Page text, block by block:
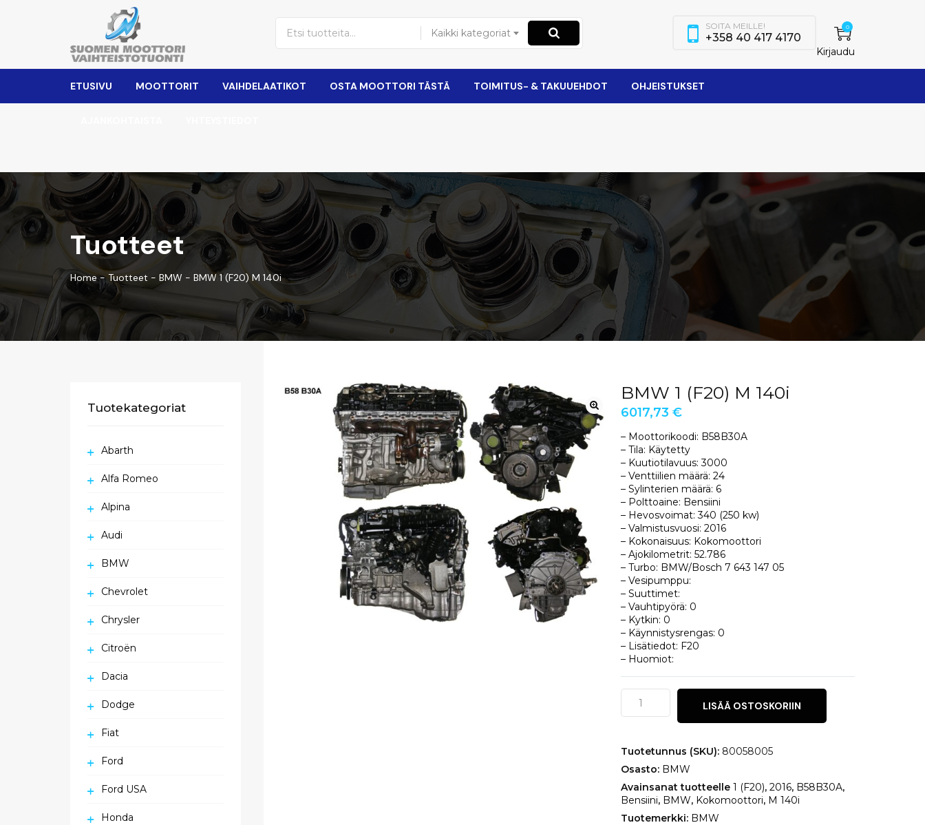
Kaikki kategoriat 0
Kirjaudu
SOITA MEILLE!
+358 40 417 4170
ETUSIVU MOOTTORIT VAIHDELAATIKOT OSTA MOOTTORI TÄSTÄ TOIMITUS- & TAKUUEHDOT OHJEISTUKSET
Tuotteet
Home-Tuotteet - BMW - BMW 1 (F20) M 140i
BMW 1 (F20) M 140i
6017,73 €
– Moottorikoodi: B58B30A
– Tila: Käytetty
– Kuutiotilavuus: 3000
– Venttiilien määrä: 24
– Sylinterien määrä: 6
– Polttoaine: Bensiini
– Hevosvoimat: 340 (250 kw)
– Valmistusvuosi: 2016
– Kokonaisuus: Kokomoottori
– Ajokilometrit: 52.786
– Turbo: BMW/Bosch 7 643 147 05
– Vesipumppu:
– Suuttimet:
– Vauhtipyörä: 0
– Kytkin: 0
– Käynnistysrengas: 0
– Lisätiedot: F20
– Huomiot:
BMW
(F20)
140i
LISÄÄ OSTOSKORIIN
Tuotetunnus (SKU): 80058005
Osasto: BMW
Avainsanat tuotteelle 1 (F20), 2016, B58B30A,
Bensiini, BMW, Kokomoottori, M 140i
Tuotemerkki: BMW
Tuotekategoriat
Abarth
Alfa Romeo
Alpina
Audi
BMW
Chevrolet
Chrysler
Citroën
Dacia
Dodge
Fiat
Ford
Ford USA
Honda